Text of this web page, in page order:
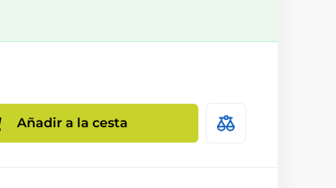
Añadir a la cesta